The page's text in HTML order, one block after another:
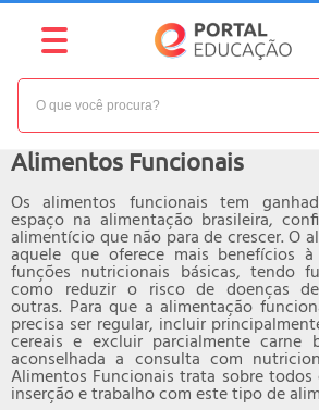
NÍVEL: AVANÇADO
Alimentos Funcionais
Os alimentos funcionais tem
espaço na alimentação brasileira,
alimentício que não para de crescer. O
aquele que oferece mais benefícios
funções nutricionais básicas, tendo
como reduzir o risco de doenças
outras. Para que a alimentação
precisa ser regular, incluir
cereais e excluir parcialmente carne
aconselhada a consulta com
Alimentos Funcionais trata sobre todos
inserção e trabalho com este tipo de